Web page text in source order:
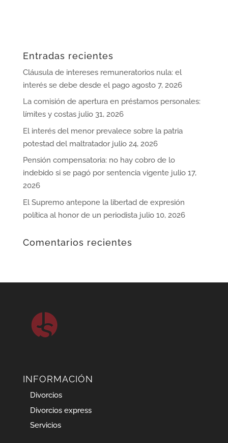
Entradas recientes
Cláusula de intereses remuneratorios nula: el
interés se debe desde el pago agosto 7, 2026
La comisión de apertura en préstamos personales:
límites y costas julio 31, 2026
El interés del menor prevalece sobre la patria
potestad del maltratador julio 24, 2026
Pensión compensatoria: no hay cobro de lo
indebido si se pagó por sentencia vigente julio 17,
2026
El Supremo antepone la libertad de expresión
política al honor de un periodista julio 10, 2026
Comentarios recientes
INFORMACIÓN
Divorcios
Divorcios express
Servicios